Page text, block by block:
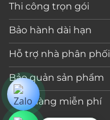
Thi công trọn gói
Bảo hành dài hạn
Hỗ trợ nhà phân phối
Bảo quản sản phẩm
Giao hàng miễn phí